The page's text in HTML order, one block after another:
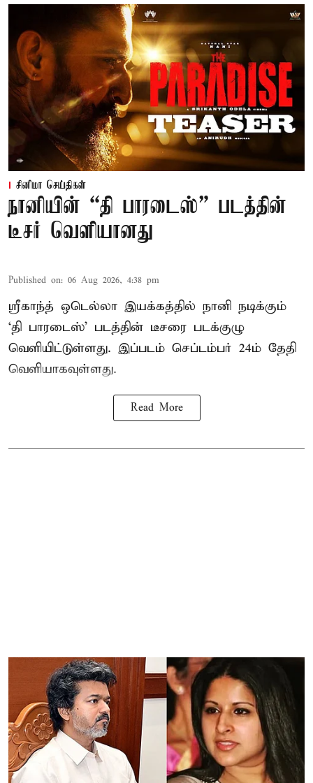
சினிமா செய்திகள்
நானியின் “தி பாரடைஸ்” படத்தின்
டீசர் வெளியானது
Published on: 06 Aug 2026, 4:38 pm
ஸ்ரீகாந்த் ஒடெல்லா இயக்கத்தில் நானி நடிக்கும்
‘தி பாரடைஸ்’ படத்தின் டீசரை படக்குழு
வெளியிட்டுள்ளது. இப்படம் செப்டம்பர் 24ம் தேதி
வெளியாகவுள்ளது.
Read More